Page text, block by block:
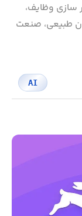
وظایف،
طبیعی، صنعت
AI